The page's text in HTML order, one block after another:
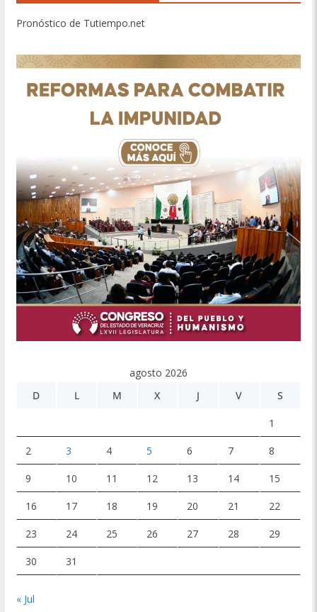
Pronóstico de Tutiempo.net
agosto 2026
D
L M X J V S
1
2 3 4 5 6 7 8
9 10 11 12 13 14 15
16 17 18 19 20 21 22
23 24 25 26 27 28 29
30 31
« Jul